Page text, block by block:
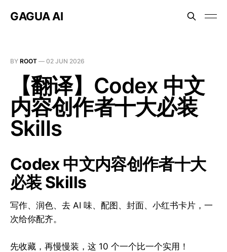
GAGUA AI
BY ROOT — 02 JUN 2026
【翻译】Codex 中文
内容创作者十大必装
Skills
Codex 中文内容创作者十大
必装 Skills
写作、润色、去 AI 味、配图、封面、小红书卡片，一
次给你配齐。
先收藏，再慢慢装，这 10 个一个比一个实用！